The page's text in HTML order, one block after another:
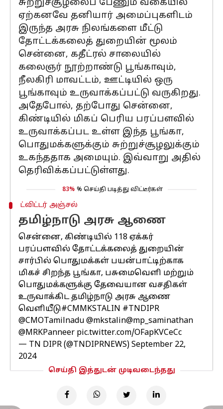
சுற்றுச்சூழலைப் பேணும் வகையில்
ஏற்கனவே தனியார் அமைப்புகளிடம்
இருந்த அரசு நிலங்களை மீட்டு
தோட்டக்கலைத் துறையின் மூலம்
சென்னை, கதீட்ரல் சாலையில்
கலைஞர் நூற்றாண்டு பூங்காவும்,
நீலகிரி மாவட்டம், ஊட்டியில் ஒரு
பூங்காவும் உருவாக்கப்பட்டு வருகிறது.
அதேபோல், தற்போது சென்னை,
கிண்டியில் மிகப் பெரிய பரப்பளவில்
உருவாக்கப்பட உள்ள இந்த பூங்கா,
பொதுமக்களுக்கும் சுற்றுச்சூழலுக்கும்
உகந்ததாக அமையும். இவ்வாறு அதில்
தெரிவிக்கப்பட்டுள்ளது.
83% % செய்தி படித்து விட்டீர்கள்
ட்விட்டர் அஞ்சல்
தமிழ்நாடு அரசு ஆணை
சென்னை, கிண்டியில் 118 ஏக்கர்
பரப்பளவில் தோட்டக்கலைத் துறையின்
சார்பில் பொதுமக்கள் பயன்பாட்டிற்காக
மிகச் சிறந்த பூங்கா, பசுமைவெளி மற்றும்
பொதுமக்களுக்கு தேவையான வசதிகள்
உருவாக்கிட தமிழ்நாடு அரசு ஆணை
வெளியீடு#CMMKSTALIN #TNDIPR
@CMOTamilnadu @mkstalin@mp_saminathan
@MRKPanneer pic.twitter.com/OFapKVCeCc
— TN DIPR (@TNDIPRNEWS) September 22,
2024
செய்தி இத்துடன் முடிவடைந்தது